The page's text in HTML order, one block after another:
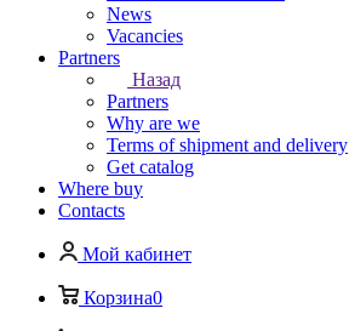
News
Vacancies
Partners
Назад
Partners
Why are we
Terms of shipment and delivery
Get catalog
Where buy
Contacts
Мой кабинет
Корзина0